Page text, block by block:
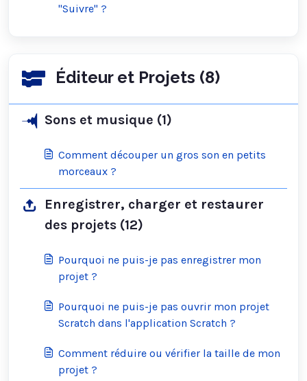
"Suivre" ?
Éditeur et Projets (8)
Sons et musique (1)
Comment découper un gros son en petits
morceaux ?
Enregistrer, charger et restaurer
des projets (12)
Pourquoi ne puis-je pas enregistrer mon
projet ?
Pourquoi ne puis-je pas ouvrir mon projet
Scratch dans l'application Scratch ?
Comment réduire ou vérifier la taille de mon
projet ?